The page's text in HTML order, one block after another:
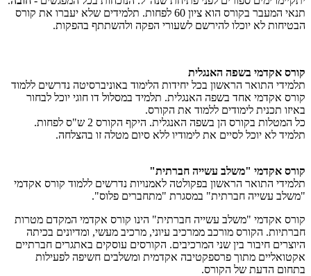
תנאי המעבר בקורס הוא ציון 60 לפחות. תלמידים שלא יעברו את קורס
הבטיחות לא יוכלו להירשם לשעורי הפקה ולהשתתף בהפקות.
קורס אקדמי בשפה האנגלית
תלמידי התואר הראשון בכל יחידות הלימוד באוניברסיטה נדרשים ללמוד
קורס אקדמי אחד בשפה האנגלית. תלמיד במסלול דו חוגי יוכל לבחור
באיזו תכנית לימודים ללמוד את הקורס.
כל המטלות בקורס הן בשפה האנגלית. היקף הקורס 2 ש"ס לפחות.
תלמיד לא יוכל לסיים את לימודיו ללא סיום מטלה זו בהצלחה.
קורס אקדמי "משלב עשייה חברתית"
תלמידי התואר הראשון בפקולטה לאמנויות נדרשים ללמוד קורס אקדמי
"משלב עשייה חברתית" במסגרת "מתחברים פלוס".
קורס אקדמי "משלב עשייה חברתית" הינו קורס אקדמי המקדם מטרות
חברתיות. הקורס מורכב ממרכיב עיוני, מרכיב מעשי, ומדיונים בכיתה
היוצרים חיבור בין שני המרכיבים. הקורסים עוסקים באתגרים חברתיים
אקטואליים מתוך פרספקטיבה אקדמית ומשלבים חשיפה לפעילות
בתחום הדעת של הקורס.